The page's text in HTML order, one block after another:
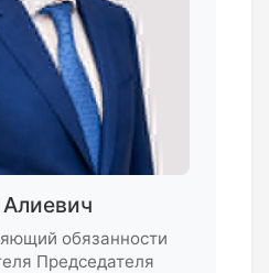
обязанности
Председателя